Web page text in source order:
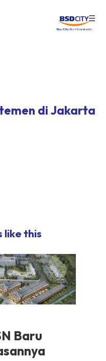
☰
di Jakarta
like this
Baru